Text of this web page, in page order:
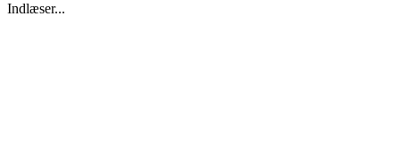
Indlæser...